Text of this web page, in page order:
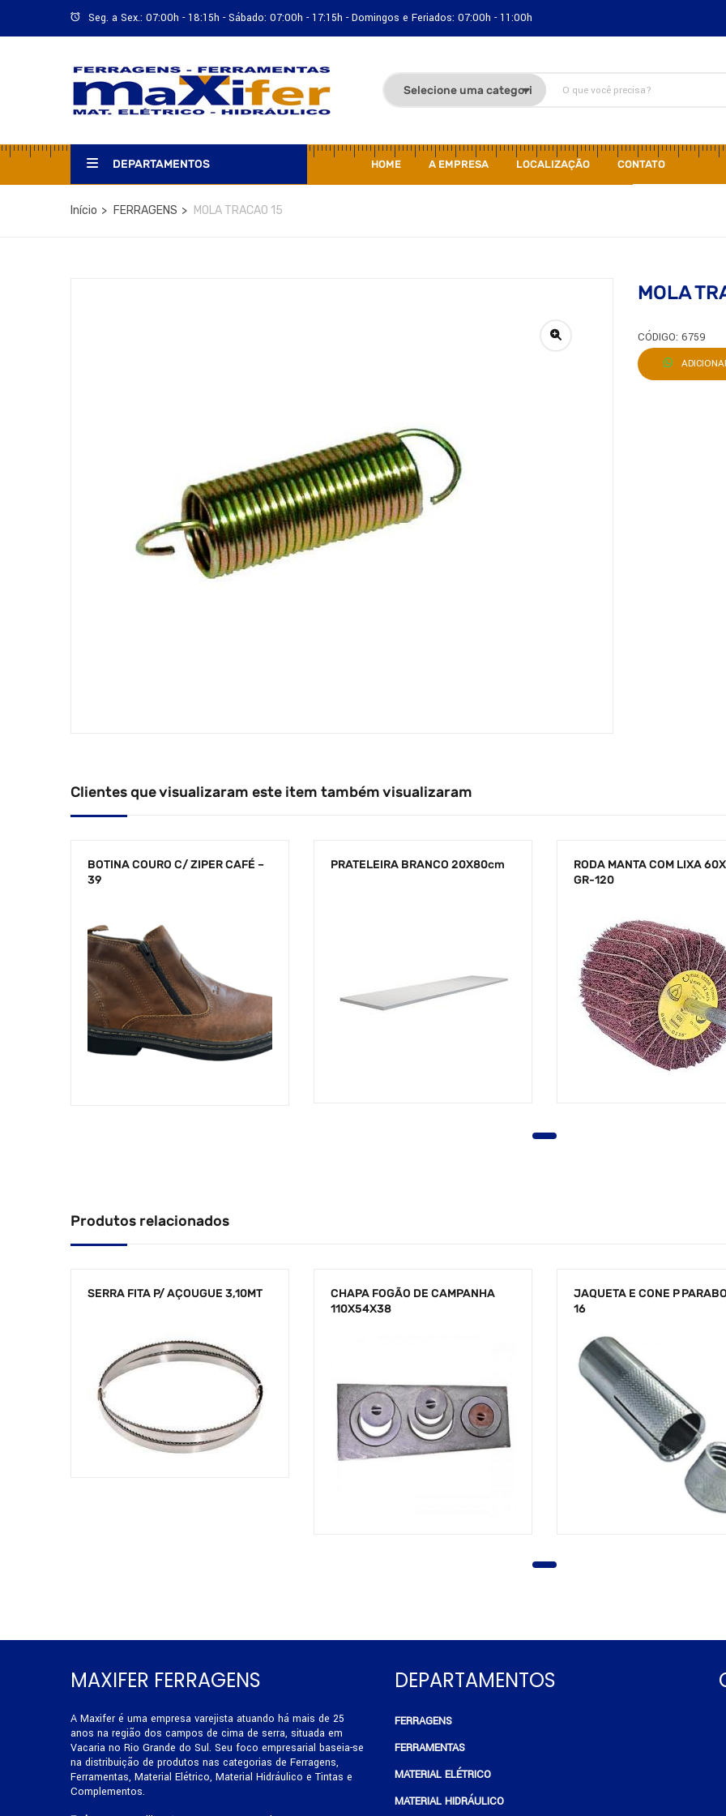
Seg. a Sex.: 07:00h - 18:15h - Sábado: 07:00h - 17:15h - Domingos e Feriados: 07:00h - 11:00h
DEPARTAMENTOS HOME A EMPRESA LOCALIZAÇÃO CONTATO
Início FERRAGENS MOLA TRACAO 15
MOLA
CÓDIGO: 6759
Clientes que visualizaram este item também visualizaram
BOTINA COURO C/ ZIPER CAFÉ –
39
PRATELEIRA BRANCO 20X80cm
RODA MANTA COM LIXA
GR-120
Produtos relacionados
SERRA FITA P/ AÇOUGUE 3,10MT
CHAPA FOGÃO DE CAMPANHA
110X54X38
JAQUETA E CONE P
16
MAXIFER FERRAGENS
A Maxifer é uma empresa varejista atuando há mais de 25
anos na região dos campos de cima de serra, situada em
Vacaria no Rio Grande do Sul. Seu foco empresarial baseia-se
na distribuição de produtos nas categorias de Ferragens,
Ferramentas, Material Elétrico, Material Hidráulico e Tintas e
Complementos.
DEPARTAMENTOS
FERRAGENS
FERRAMENTAS
MATERIAL ELÉTRICO
MATERIAL HIDRÁULICO